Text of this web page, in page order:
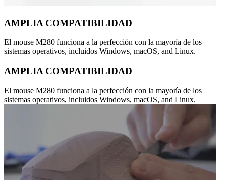
AMPLIA COMPATIBILIDAD
El mouse M280 funciona a la perfección con la mayoría de los
sistemas operativos, incluidos Windows, macOS, and Linux.
AMPLIA COMPATIBILIDAD
El mouse M280 funciona a la perfección con la mayoría de los
sistemas operativos, incluidos Windows, macOS, and Linux.